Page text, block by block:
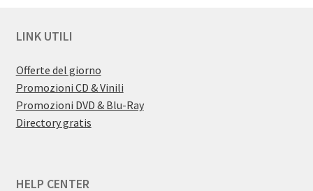
LINK UTILI
Offerte del giorno
Promozioni CD & Vinili
Promozioni DVD & Blu-Ray
Directory gratis
HELP CENTER